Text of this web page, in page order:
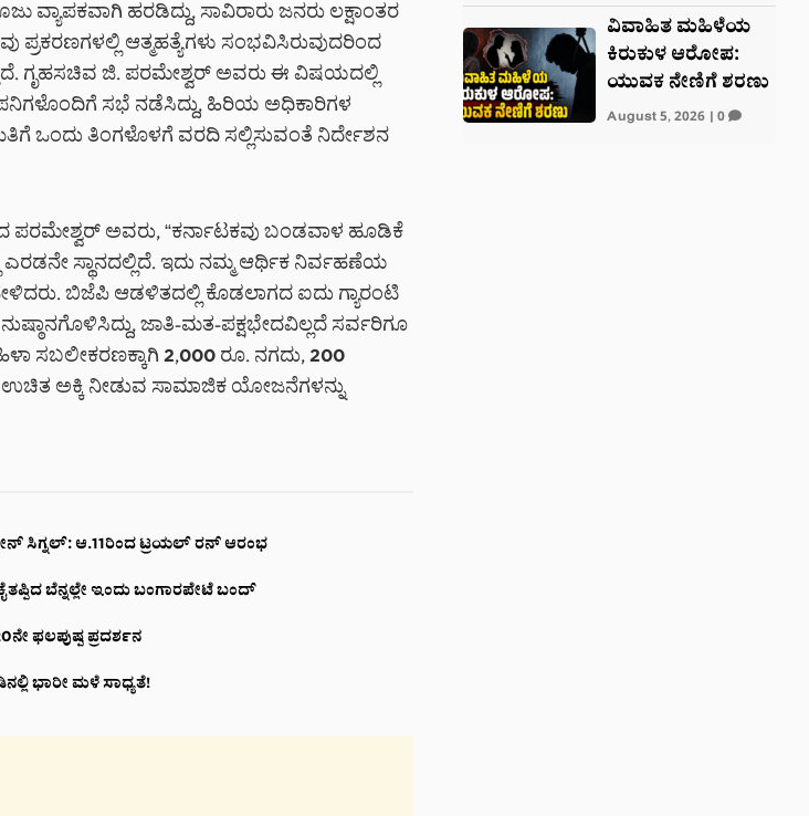
ಹರಡಿದ್ದು, ಸಾವಿರಾರು ಜನರು ಲಕ್ಷಾಂತರ
ಪ್ರಕರಣಗಳಲ್ಲಿ ಆತ್ಮಹತ್ಯೆಗಳು ಸಂಭವಿಸಿರುವುದರಿಂದ
ಗೃಹಸಚಿವ ಜಿ. ಪರಮೇಶ್ವರ್ ಅವರು ಈ ವಿಷಯದಲ್ಲಿ
ಸಭೆ ನಡೆಸಿದ್ದು, ಹಿರಿಯ ಅಧಿಕಾರಿಗಳ
ಒಂದು ತಿಂಗಳೊಳಗೆ ವರದಿ ಸಲ್ಲಿಸುವಂತೆ ನಿರ್ದೇಶನ
ಪರಮೇಶ್ವರ್ ಅವರು, “ಕರ್ನಾಟಕವು ಬಂಡವಾಳ ಹೂಡಿಕೆ
ಸ್ಥಾನದಲ್ಲಿದೆ. ಇದು ನಮ್ಮ ಆರ್ಥಿಕ ನಿರ್ವಹಣೆಯ
ಬಿಜೆಪಿ ಆಡಳಿತದಲ್ಲಿ ಕೊಡಲಾಗದ ಐದು ಗ್ಯಾರಂಟಿ
ಜಾತಿ-ಮತ-ಪಕ್ಷಭೇದವಿಲ್ಲದೆ ಸರ್ವರಿಗೂ
ಸಬಲೀಕರಣಕ್ಕಾಗಿ 2,000 ರೂ. ನಗದು, 200
ಅಕ್ಕಿ ನೀಡುವ ಸಾಮಾಜಿಕ ಯೋಜನೆಗಳನ್ನು
ಸಿಗ್ನಲ್: ಆ.11ರಿಂದ ಟ್ರಯಲ್ ರನ್ ಆರಂಭ
ಬೆನ್ನಲ್ಲೇ ಇಂದು ಬಂಗಾರಪೇಟೆ ಬಂದ್
ಫಲಪುಷ್ಪ ಪ್ರದರ್ಶನ
ಭಾರೀ ಮಳೆ ಸಾಧ್ಯತೆ!
ವಿವಾಹಿತ ಮಹಿಳೆಯ
ಕಿರುಕುಳ ಆರೋಪ:
ಯುವಕ ನೇಣಿಗೆ ಶರಣು
August 5, 2026| 0